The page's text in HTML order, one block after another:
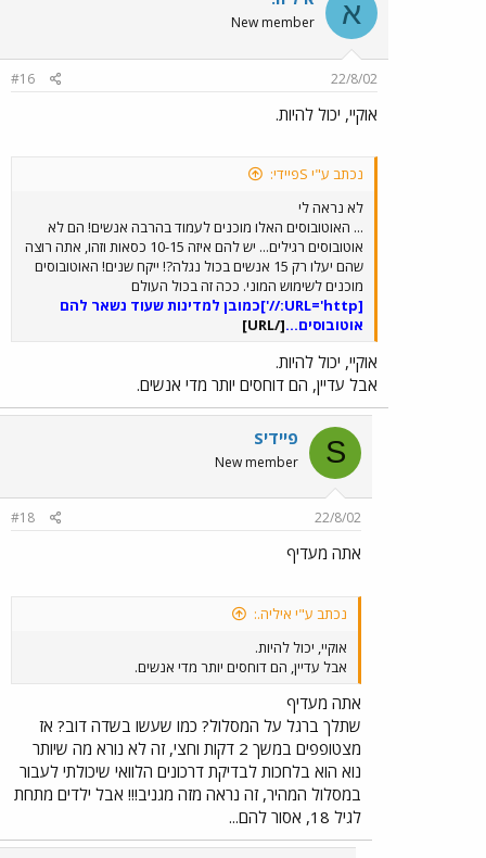
א New member
22/8/02
#16
אוקיי, יכול להיות.
נכתב ע"י Sפיידי:
לא נראה לי
... האוטובוסים האלו מוכנים לעמוד בהרבה אנשים! הם לא
אוטובוסים רגילים... יש להם איזה 10-15 כסאות וזהו, אתה רוצה
שהם יעלו רק 15 אנשים בכול נגלה?! ייקח שנים! האוטובוסים
מוכנים לשימוש המוני. ככה זה בכול העולם
‏[URL='http://']
כמובן למדינות שעוד נשאר להם
אוטובוסים...[/URL]
אוקיי, יכול להיות.
אבל עדיין, הם דוחסים יותר מדי אנשים.
S Sפיידי
New member
22/8/02
#18
אתה מעדיף
נכתב ע"י איליה.:
אוקיי, יכול להיות.
אבל עדיין, הם דוחסים יותר מדי אנשים.
אתה מעדיף
שתלך ברגל על המסלול? כמו שעשו בשדה דוב? אז
מצטופפים במשך 2 דקות וחצי, זה לא נורא מה שיותר
נוא הוא בלחכות לבדיקת דרכונים הלוואי שיכולתי לעבור
במסלול המהיר, זה נראה מזה מגניב!!! אבל ילדים מתחת
לגיל 18, אסור להם...